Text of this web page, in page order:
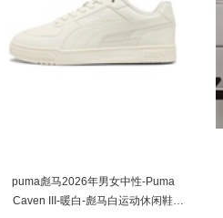
puma彪马2026年男女中性-Puma
Caven III-暖白-彪马白运动休闲鞋